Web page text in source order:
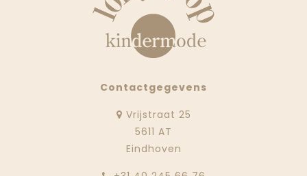
Contactgegevens
Vrijstraat 25
5611 AT
Eindhoven